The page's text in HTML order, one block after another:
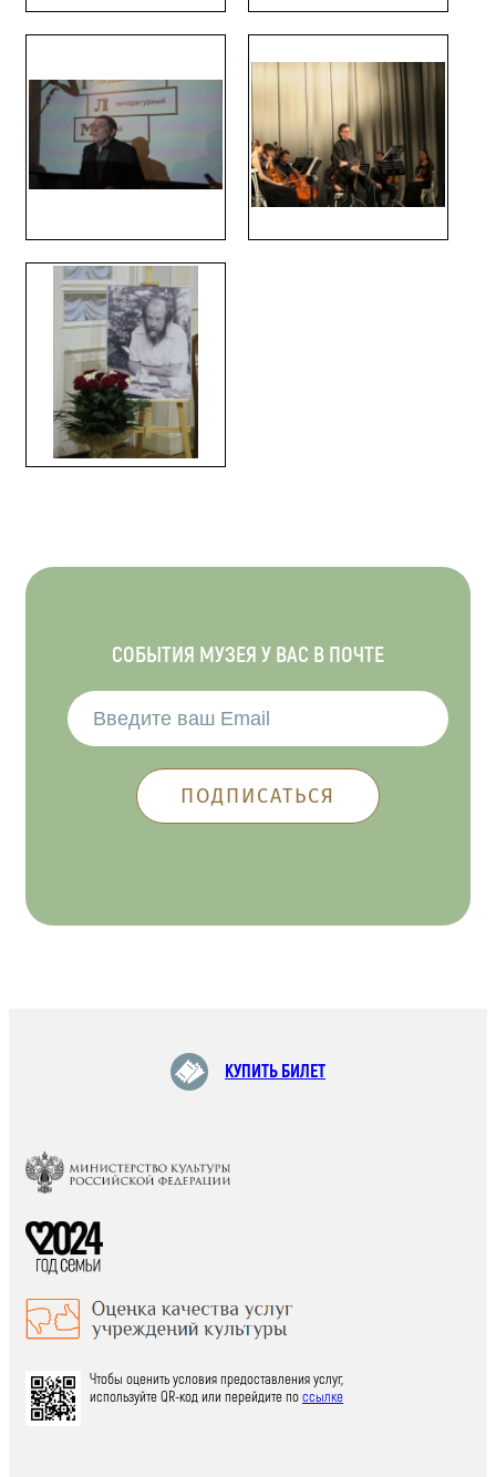
СОБЫТИЯ МУЗЕЯ У ВАС В ПОЧТЕ
КУПИТЬ БИЛЕТ
Чтобы оценить условия предоставления услуг,
используйте QR-код или перейдите поссылке